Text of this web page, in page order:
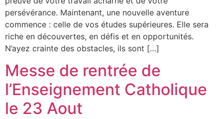
persévérance. Maintenant, une nouvelle aventure
commence : celle de vos études supérieures. Elle sera
riche en découvertes, en défis et en opportunités.
N’ayez crainte des obstacles, ils sont […]
Messe de rentrée de
l’Enseignement Catholique
le 23 Aout